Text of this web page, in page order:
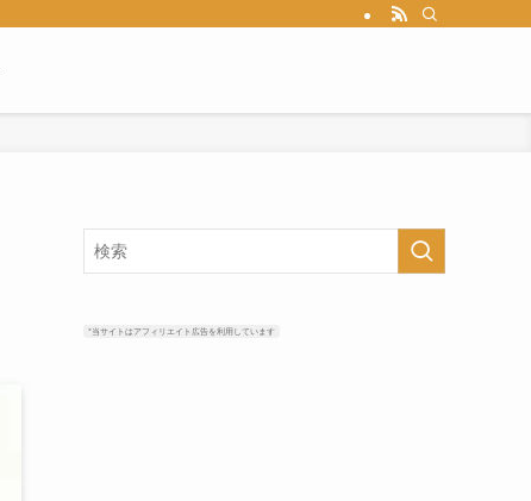
*当サイトはアフィリエイト広告を利用しています